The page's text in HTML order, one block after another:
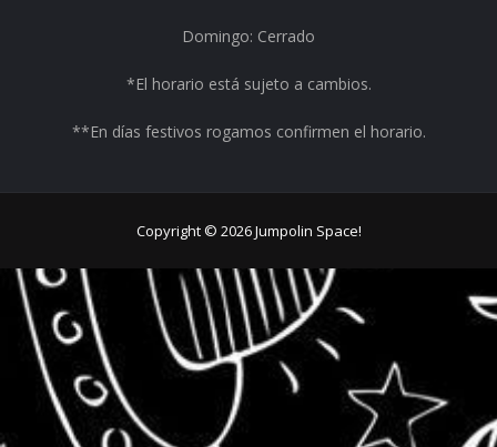
Domingo: Cerrado
*El horario está sujeto a cambios.
**En días festivos rogamos confirmen el horario.
Copyright © 2026 Jumpolin Space!